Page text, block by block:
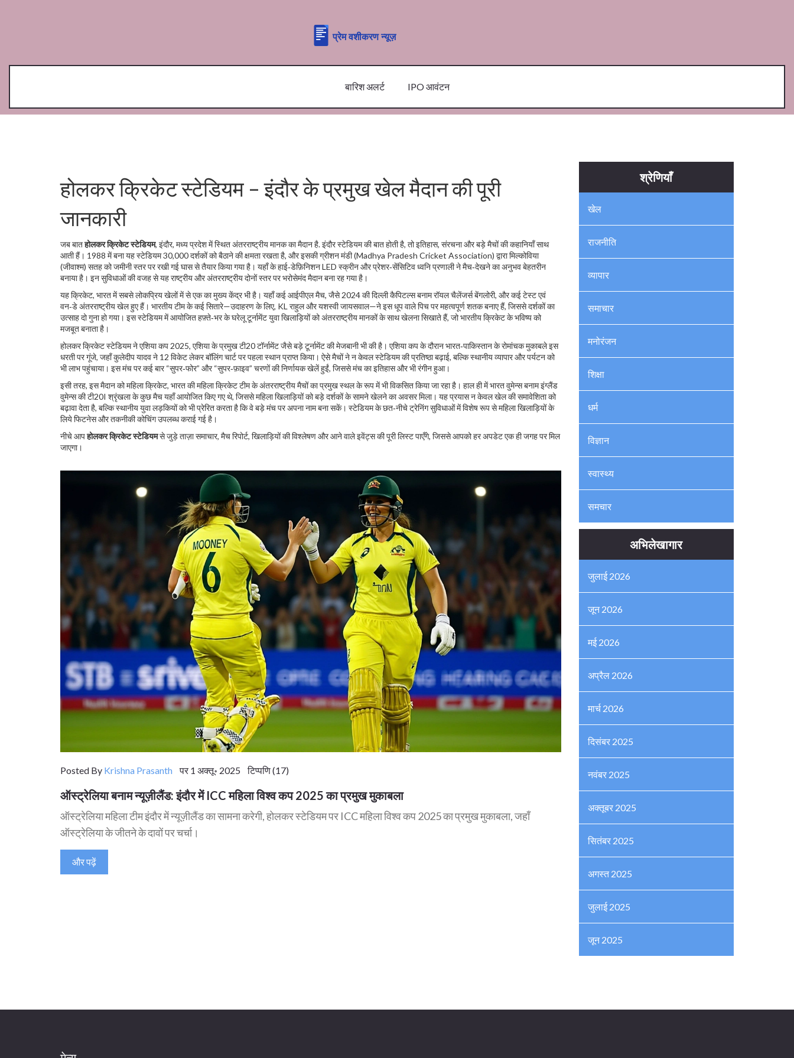
बारिश अलर्ट IPO आवंटन
होलकर क्रिकेट स्टेडियम – इंदौर के प्रमुख खेल मैदान की पूरी
जानकारी
जब बातहोलकर क्रिकेट स्टेडियम, इंदौर, मध्य प्रदेश में स्थित अंतरराष्ट्रीय मानक का मैदान है.इंदौर स्टेडियमकी बात होती है, तो इतिहास, संरचना और बड़े मैचों की कहानियाँ साथ
आती हैं। 1988 में बना यह स्टेडियम 30,000 दर्शकों को बैठाने की क्षमता रखता है, और इसकी ग्रीशन मंडी (Madhya Pradesh Cricket Association) द्वारा मिल्कोविया
(जीवाश्म) सतह को जमीनी स्तर पर रखी गई घास से तैयार किया गया है। यहाँ के हाई‑डेफ़िनिशन LED स्क्रीन और प्रेशर‑सेंसिटिव ध्वनि प्रणाली ने मैच‑देखने का अनुभव बेहतरीन
बनाया है। इन सुविधाओं की वजह से यह राष्ट्रीय और अंतरराष्ट्रीय दोनों स्तर पर भरोसेमंद मैदान बना रह गया है।
यहक्रिकेट, भारत में सबसे लोकप्रिय खेलों में से एकका मुख्य केंद्र भी है। यहाँ कई आईपीएल मैच, जैसे 2024 की दिल्ली कैपिटल्स बनाम रॉयल चैलेंजर्स बेंगलोरी, और कई टेस्ट एवं
वन‑डे अंतरराष्ट्रीय खेल हुए हैं। भारतीय टीम के कई सितारे—उदाहरण के लिए, KL राहुल और यशस्वी जायसवाल—ने इस धूप वाले पिच पर महत्वपूर्ण शतक बनाए हैं, जिससे दर्शकों का
उत्साह दो गुना हो गया। इस स्टेडियम में आयोजित हफ़्ते‑भर के घरेलू टूर्नामेंट युवा खिलाड़ियों को अंतरराष्ट्रीय मानकों के साथ खेलना सिखाते हैं, जो भारतीय क्रिकेट के भविष्य को
मजबूत बनाता है।
होलकर क्रिकेट स्टेडियम नेएशिया कप 2025, एशिया के प्रमुख टी20 टॉर्नामेंटजैसे बड़े टूर्नामेंट की मेजबानी भी की है। एशिया कप के दौरान भारत‑पाकिस्तान के रोमांचक मुकाबले इस
धरती पर गूंजे, जहाँ कुलेदीप यादव ने 12 विकेट लेकर बॉलिंग चार्ट पर पहला स्थान प्राप्त किया। ऐसे मैचों ने न केवल स्टेडियम की प्रतिष्ठा बढ़ाई, बल्कि स्थानीय व्यापार और पर्यटन को
भी लाभ पहुंचाया। इस मंच पर कई बार “सुपर‑फोर” और “सुपर‑फ़ाइव” चरणों की निर्णायक खेलें हुईं, जिससे मंच का इतिहास और भी रंगीन हुआ।
इसी तरह, इस मैदान कोमहिला क्रिकेट, भारत की महिला क्रिकेट टीम के अंतरराष्ट्रीय मैचों का प्रमुख स्थलके रूप में भी विकसित किया जा रहा है। हाल ही में भारत वुमेन्स बनाम इंग्लैंड
वुमेन्स की टी20I श्रृंखला के कुछ मैच यहाँ आयोजित किए गए थे, जिससे महिला खिलाड़ियों को बड़े दर्शकों के सामने खेलने का अवसर मिला। यह प्रयास न केवल खेल की समावेशिता को
बढ़ावा देता है, बल्कि स्थानीय युवा लड़कियों को भी प्रेरित करता है कि वे बड़े मंच पर अपना नाम बना सकें। स्टेडियम के छत‑नीचे ट्रेनिंग सुविधाओं में विशेष रूप से महिला खिलाड़ियों के
लिये फिटनेस और तकनीकी कोचिंग उपलब्ध कराई गई है।
नीचे आपहोलकर क्रिकेट स्टेडियमसे जुड़े ताज़ा समाचार, मैच रिपोर्ट, खिलाड़ियों की विश्लेषण और आने वाले इवेंट्स की पूरी लिस्ट पाएँगे, जिससे आपको हर अपडेट एक ही जगह पर मिल
जाएगा।
Posted By Krishna Prasanth पर 1 अक्तू॰ 2025 टिप्पणि (17)
ऑस्ट्रेलिया बनाम न्यूज़ीलैंड: इंदौर में ICC महिला विश्व कप 2025 का प्रमुख मुकाबला
ऑस्ट्रेलिया महिला टीम इंदौर में न्यूज़ीलैंड का सामना करेगी, होलकर स्टेडियम पर ICC महिला विश्व कप 2025 का प्रमुख मुकाबला, जहाँ
ऑस्ट्रेलिया के जीतने के दावों पर चर्चा।
और पढ़ें
श्रेणियाँ
खेल
राजनीति
व्यापार
समाचार
मनोरंजन
शिक्षा
धर्म
विज्ञान
स्वास्थ्य
समचार
अभिलेखागार
जुलाई 2026
जून 2026
मई 2026
अप्रैल 2026
मार्च 2026
दिसंबर 2025
नवंबर 2025
अक्तूबर 2025
सितंबर 2025
अगस्त 2025
जुलाई 2025
जून 2025